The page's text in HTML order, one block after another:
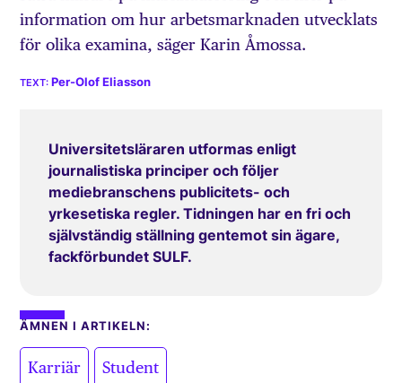
information om hur arbetsmarknaden utvecklats
för olika examina, säger Karin Åmossa.
Per-Olof Eliasson
Universitetsläraren utformas enligt
journalistiska principer och följer
mediebranschens publicitets- och
yrkesetiska regler. Tidningen har en fri och
självständig ställning gentemot sin ägare,
fackförbundet SULF.
ÄMNEN I ARTIKELN:
Karriär Student